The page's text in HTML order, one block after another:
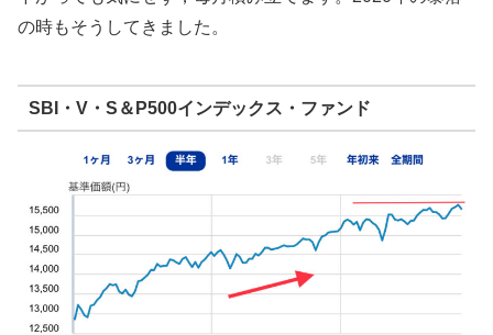
の時もそうしてきました。
SBI・V・S＆P500インデックス・ファンド